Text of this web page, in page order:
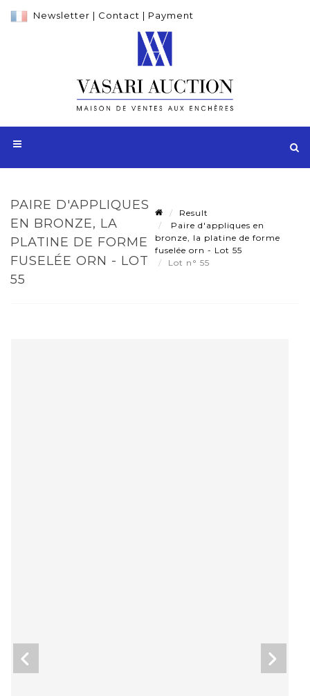
Newsletter | Contact | Payment
PAIRE D'APPLIQUES
EN BRONZE, LA
PLATINE DE FORME
FUSELÉE ORN - LOT
55
Result
Paire d'appliques en
bronze, la platine de forme
fuselée orn - Lot 55
Lot n° 55